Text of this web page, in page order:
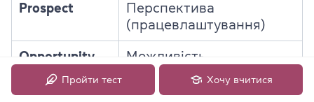
Prospect
Перспектива
(працевлаштування)
Opportunity
Можливість
(працевлаштування),
вакансія
Пройти тест Хочу вчитися